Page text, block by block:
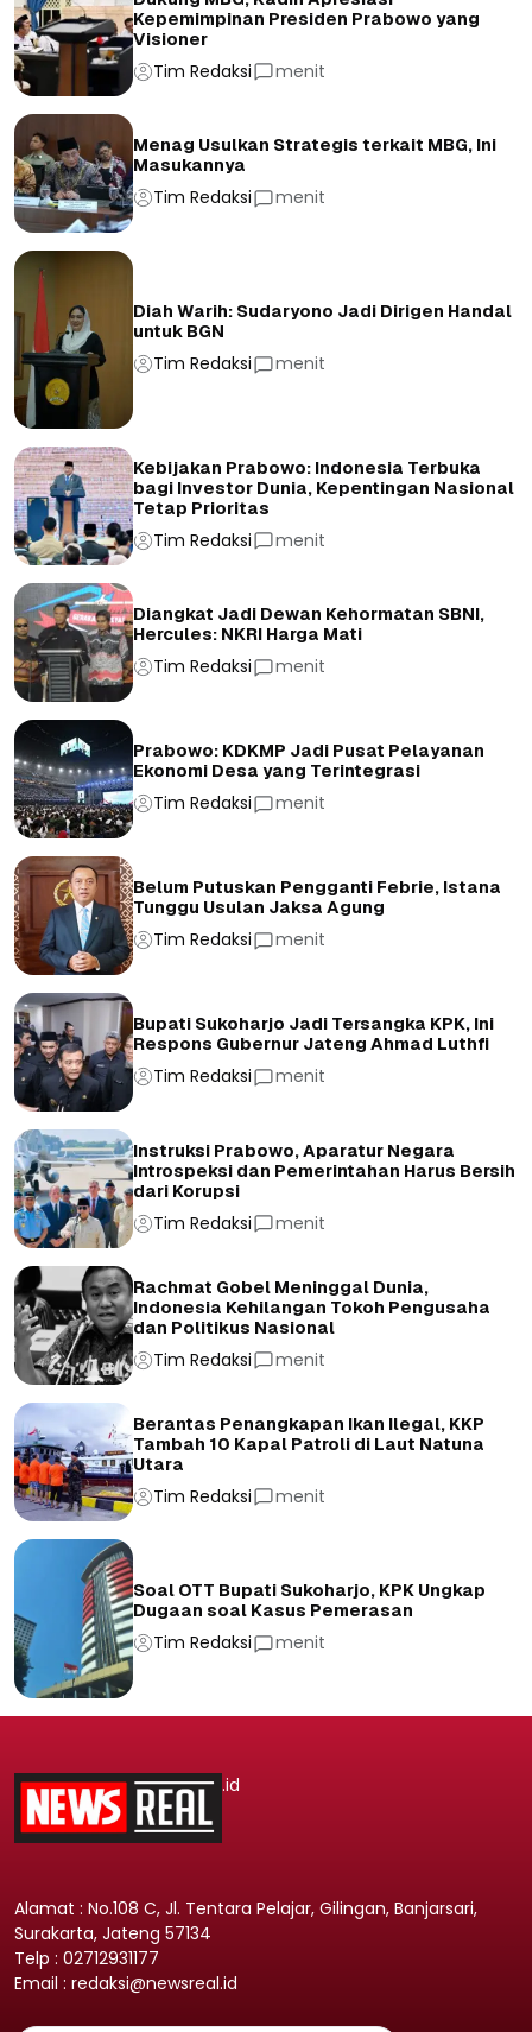
Kepemimpinan Presiden Prabowo yang
Visioner
Tim Redaksi menit
Menag Usulkan Strategis terkait MBG, Ini
Masukannya
Tim Redaksi menit
Diah Warih: Sudaryono Jadi Dirigen Handal
untuk BGN
Tim Redaksi menit
Kebijakan Prabowo: Indonesia Terbuka
bagi Investor Dunia, Kepentingan Nasional
Tetap Prioritas
Tim Redaksi menit
Diangkat Jadi Dewan Kehormatan SBNI,
Hercules: NKRI Harga Mati
Tim Redaksi menit
Prabowo: KDKMP Jadi Pusat Pelayanan
Ekonomi Desa yang Terintegrasi
Tim Redaksi menit
Belum Putuskan Pengganti Febrie, Istana
Tunggu Usulan Jaksa Agung
Tim Redaksi menit
Bupati Sukoharjo Jadi Tersangka KPK, Ini
Respons Gubernur Jateng Ahmad Luthfi
Tim Redaksi menit
Instruksi Prabowo, Aparatur Negara
Introspeksi dan Pemerintahan Harus Bersih
dari Korupsi
Tim Redaksi menit
Rachmat Gobel Meninggal Dunia,
Indonesia Kehilangan Tokoh Pengusaha
dan Politikus Nasional
Tim Redaksi menit
Berantas Penangkapan Ikan Ilegal, KKP
Tambah 10 Kapal Patroli di Laut Natuna
Utara
Tim Redaksi menit
Soal OTT Bupati Sukoharjo, KPK Ungkap
Dugaan soal Kasus Pemerasan
Tim Redaksi menit
.id
Alamat : No.108 C, Jl. Tentara Pelajar, Gilingan, Banjarsari,
Surakarta, Jateng 57134
Telp : 02712931177
Email : redaksi@newsreal.id